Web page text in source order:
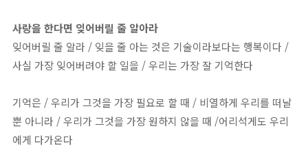
사랑을 한다면 잊어버릴 줄 알아라
잊어버릴 줄 알라 / 잊을 줄 아는 것은 기술이라보다는 행복이다 /
사실 가장 잊어버려야 할 일을 / 우리는 가장 잘 기억한다
기억은 / 우리가 그것을 가장 필요로 할 때 / 비열하게 우리를 떠날
뿐 아니라 / 우리가 그것을 가장 원하지 않을 때 /어리석게도 우리
에게 다가온다